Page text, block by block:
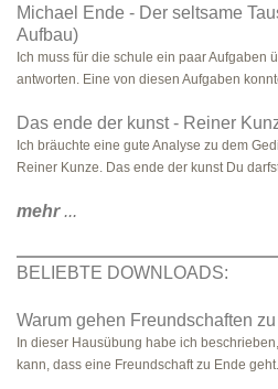
Michael Ende - Der seltsame
Aufbau)
Ich muss für die schule ein paar Aufgaben
antworten. Eine von diesen Aufgaben
Das ende der kunst - Reiner
Ich bräuchte eine gute Analyse zu dem
Reiner Kunze. Das ende der kunst Du
mehr...
BELIEBTE DOWNLOADS:
Warum gehen Freundschaften
In dieser Hausübung habe ich
kann, dass eine Freundschaft zu Ende